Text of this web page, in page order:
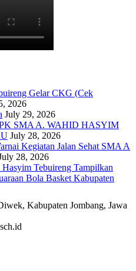
Gelar CKG (Cek
2026
July 29, 2026
SMA A. WAHID HASYIM
July 28, 2026
Kegiatan Jalan Sehat SMA A
28, 2026
Tebuireng Tampilkan
Bola Basket Kabupaten
Kabupaten Jombang, Jawa